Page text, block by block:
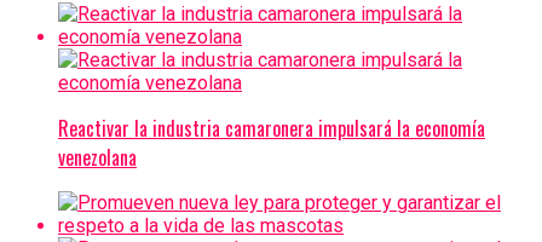
Reactivar la industria camaronera impulsará la economía
venezolana